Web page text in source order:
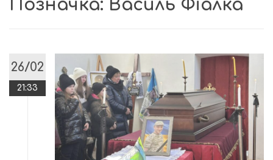
Позначка: Василь Фіалка
26/02
21:33